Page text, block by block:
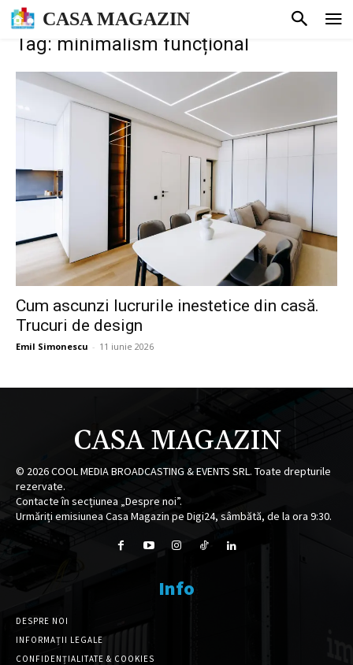
CASA MAGAZIN
Tag: minimalism funcțional
Cum ascunzi lucrurile inestetice din casă.
Trucuri de design
Emil Simonescu - 11 iunie 2026
CASA MAGAZIN
© 2026COOL MEDIA BROADCASTING & EVENTS SRL. Toate drepturile
rezervate.
Contacte în secțiunea „Despre noi”.
Urmăriți emisiunea Casa Magazin pe Digi24, sâmbătă, de la ora 9:30.
Info
DESPRE NOI
INFORMAȚII LEGALE
CONFIDENȚIALITATE & COOKIES